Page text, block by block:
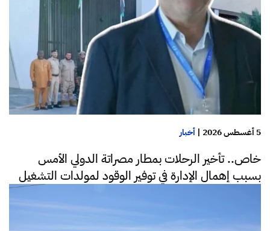
5 أغسطس 2026 | أخبار
خاص.. تأخير الرحلات بمطار مصراتة الدولي الأمس
بسبب إهمال الإدارة في توفير الوقود لمولدات التشغيل